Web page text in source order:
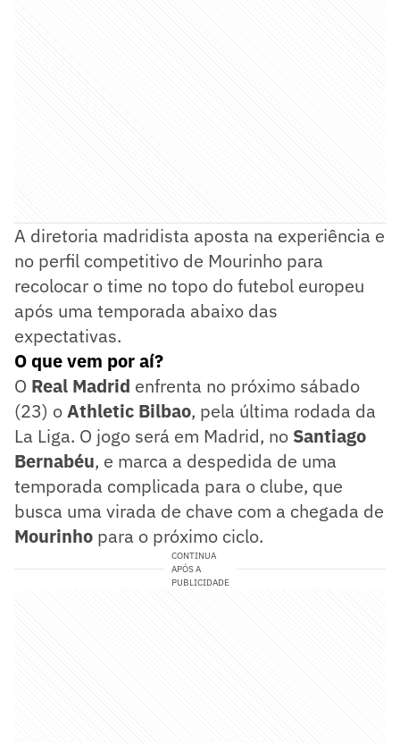
A diretoria madridista aposta na experiência e
no perfil competitivo de Mourinho para
recolocar o time no topo do futebol europeu
após uma temporada abaixo das
expectativas.
O que vem por aí?
O Real Madrid enfrenta no próximo sábado
(23) oAthletic Bilbao, pela última rodada da
La Liga. O jogo será em Madrid, no Santiago
Bernabéu, e marca a despedida de uma
temporada complicada para o clube, que
busca uma virada de chave com a chegada de
Mourinho para o próximo ciclo.
CONTINUA
APÓS A
PUBLICIDADE